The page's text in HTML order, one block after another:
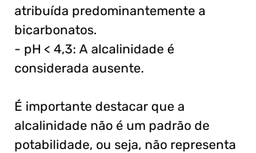
atribuída predominantemente a
bicarbonatos.
- pH < 4,3: A alcalinidade é
considerada ausente.
É importante destacar que a
alcalinidade não é um padrão de
potabilidade, ou seja, não representa